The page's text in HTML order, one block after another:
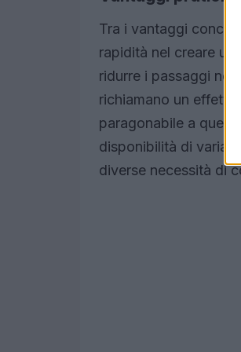
Tra i vantaggi
rapidità nel creare
ridurre i passaggi
richiamano un
paragonabile a
disponibilità di
diverse necessità di